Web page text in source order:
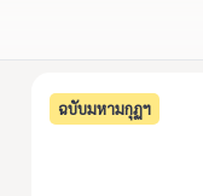
ฉบับมหามกุฏฯ